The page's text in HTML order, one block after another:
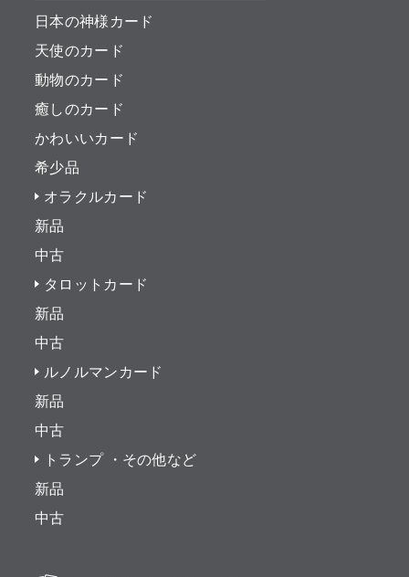
日本の神様カード
天使のカード
動物のカード
癒しのカード
かわいいカード
希少品
オラクルカード
新品
中古
タロットカード
新品
中古
ルノルマンカード
新品
中古
トランプ ・その他など
新品
中古